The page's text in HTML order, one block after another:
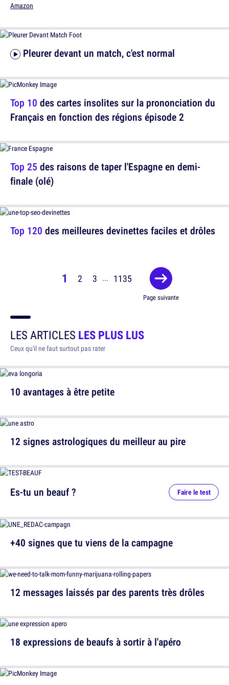
Amazon
Top 10 des cartes insolites sur la prononciation du
Français en fonction des régions épisode 2
Top 120 des meilleures devinettes faciles et drôles
Pleurer devant un match, c'est normal
Top 25 des raisons de taper l'Espagne en demi-
finale (olé)
1 2 3 ... 1135
Page suivante
LES ARTICLES LES PLUS LUS
Ceux qu'il ne faut surtout pas rater
10 avantages à être petite
12 signes astrologiques du meilleur au pire
12 messages laissés par des parents très drôles
Es-tu un beauf ? Faire le test
+40 signes que tu viens de la campagne
18 expressions de beaufs à sortir à l'apéro